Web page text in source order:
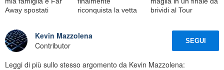
Away spostati
riconquista la vetta
brividi al Tour
Kevin Mazzolena
Contributor
SEGUI
Leggi di più sullo stesso argomento da Kevin Mazzolena: